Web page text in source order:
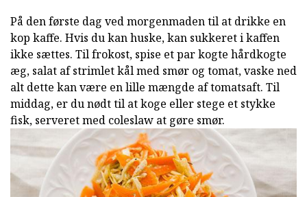
På den første dag ved morgenmaden til at drikke en
kop kaffe. Hvis du kan huske, kan sukkeret i kaffen
ikke sættes. Til frokost, spise et par kogte hårdkogte
æg, salat af strimlet kål med smør og tomat, vaske ned
alt dette kan være en lille mængde af tomatsaft. Til
middag, er du nødt til at koge eller stege et stykke
fisk, serveret med coleslaw at gøre smør.